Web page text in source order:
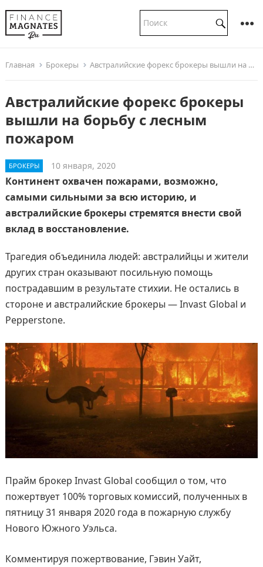
Главная Брокеры Австралийские форекс брокеры вышли на борьбу с лесным пожаром
Австралийские форекс брокеры
вышли на борьбу с лесным
пожаром
БРОКЕРЫ 10 января, 2020
Континент охвачен пожарами, возможно,
самыми сильными за всю историю, и
австралийские брокеры стремятся внести свой
вклад в восстановление.
Трагедия объединила людей: австралийцы и жители
других стран оказывают посильную помощь
пострадавшим в результате стихии. Не остались в
стороне и австралийские брокеры — Invast Global и
Pepperstone.
Прайм брокер Invast Global сообщил о том, что
пожертвует 100% торговых комиссий, полученных в
пятницу 31 января 2020 года в пожарную службу
Нового Южного Уэльса.
Комментируя пожертвование, Гэвин Уайт,